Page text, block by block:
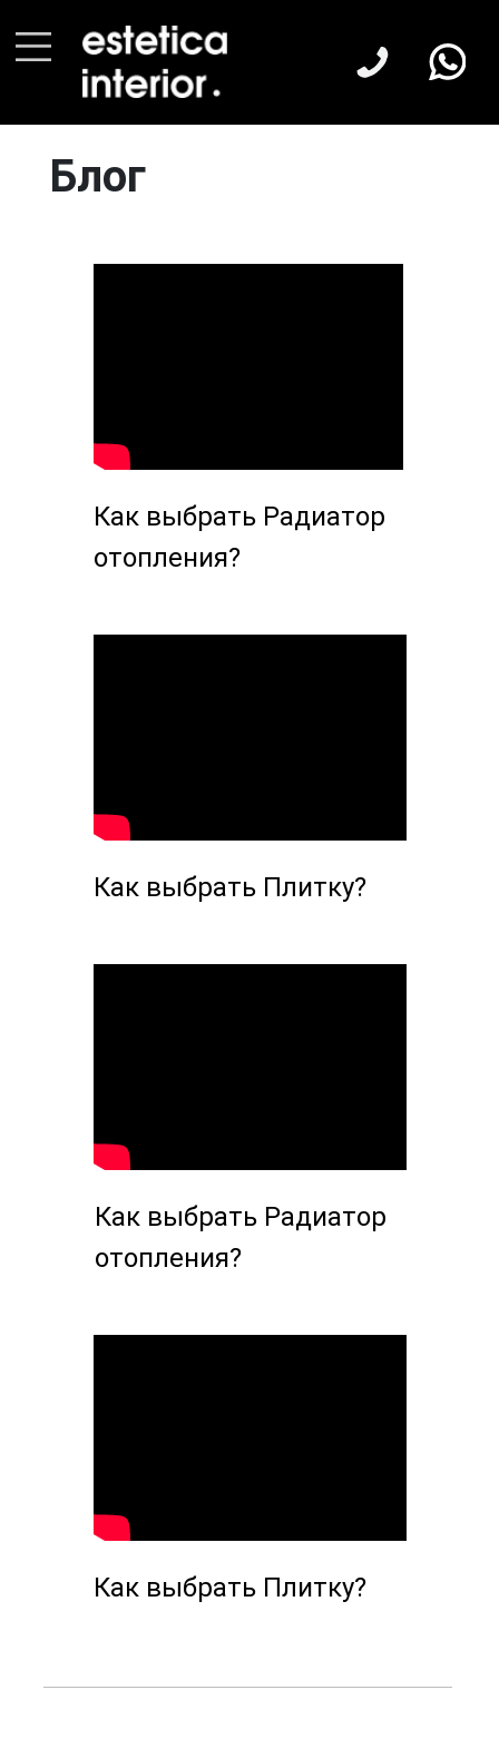
Блог
Главная
Блог
Как выбрать Радиатор
отопления?
Как выбрать Плитку?
Как выбрать Радиатор
отопления?
Как выбрать Плитку?